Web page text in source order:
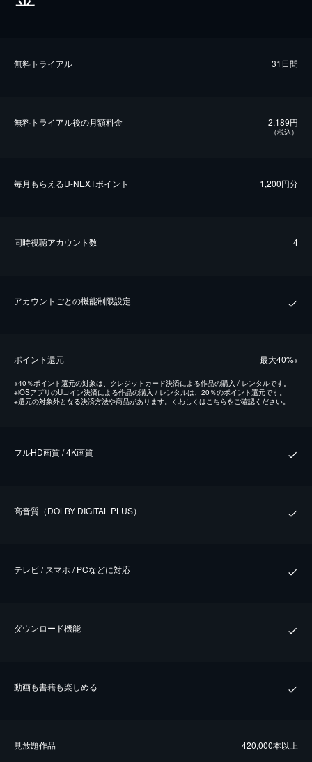
無料トライアル 31日間
無料トライアル後の⽉額料金 2,189円
（税込）
毎⽉もらえるU-NEXTポイント 1,200円分
同時視聴アカウント数 4
アカウントごとの機能制限設定
ポイント還元 最⼤40%※
※40％ポイント還元の対象は、クレジットカード決済による作品の購入 / レンタルです。
※iOSアプリのUコイン決済による作品の購入 / レンタルは、20％のポイント還元です。
※還元の対象外となる決済方法や商品があります。くわしくはこちらをご確認ください。
フルHD画質 / 4K画質
⾼⾳質（DOLBY DIGITAL PLUS）
テレビ / スマホ / PCなどに対応
ダウンロード機能
動画も書籍も楽しめる
⾒放題作品 420,000本以上